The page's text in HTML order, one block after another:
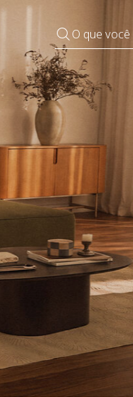
O que
rituais